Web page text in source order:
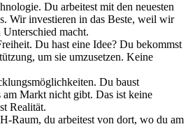
Du arbeitest mit den neuesten
Wir investieren in das Beste, weil wir
Unterschied macht.
Du hast eine Idee? Du bekommst
um sie umzusetzen. Keine
Du baust
am Markt nicht gibt. Das ist keine
Realität.
Raum, du arbeitest von dort, wo du am